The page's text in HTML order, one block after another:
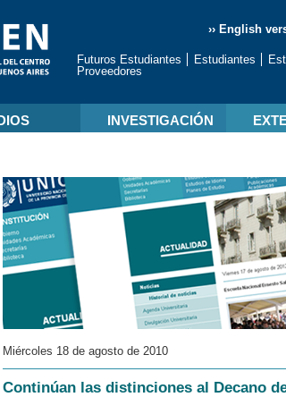
›› English
Futuros Estudiantes Estudiantes
Proveedores
INVESTIGACIÓN
Miércoles 18 de agosto de 2010
Continúan las distinciones al Decano